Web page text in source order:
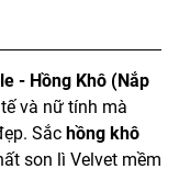
- Hồng Khô (Nắp
và nữ tính mà
Sắc hồng khô
son lì Velvet mềm